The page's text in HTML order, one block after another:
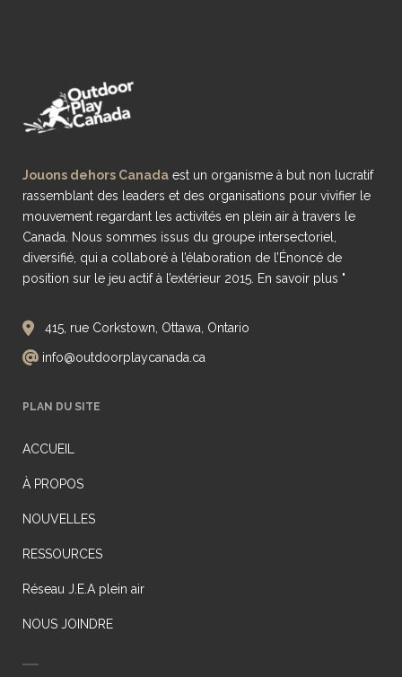
Jouons dehors Canada est un organisme à but non lucratif
rassemblant des leaders et des organisations pour vivifier le
mouvement regardant les activités en plein air à travers le
Canada. Nous sommes issus du groupe intersectoriel,
diversifié, qui a collaboré à l’élaboration de l’Énoncé de
position sur le jeu actif à l’extérieur 2015. En savoir plus "
415, rue Corkstown, Ottawa, Ontario
info@outdoorplaycanada.ca
PLAN DU SITE
ACCUEIL
À PROPOS
NOUVELLES
RESSOURCES
Réseau J.E.A plein air
NOUS JOINDRE